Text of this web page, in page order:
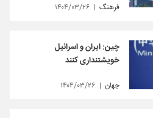
فرهنگ ۱۴۰۴/۰۳/۲۶
چین: ایران و اسرائیل
خویشتنداری کنند
جهان ۱۴۰۴/۰۳/۲۶